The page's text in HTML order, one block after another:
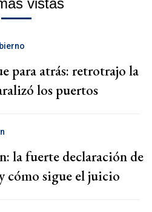
vistas
para atrás: retrotrajo la
los puertos
la fuerte declaración de
cómo sigue el juicio